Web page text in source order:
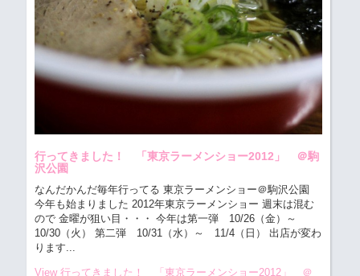
行ってきました！ 「東京ラーメンショー2012」 ＠駒
沢公園
なんだかんだ毎年行ってる 東京ラーメンショー＠駒沢公園
今年も始まりました 2012年東京ラーメンショー 週末は混む
ので 金曜が狙い目・・・ 今年は第一弾 10/26（金）～
10/30（火） 第二弾 10/31（水）～ 11/4（日） 出店が変わ
ります...
View 行ってきました！ 「東京ラーメンショー2012」 ＠